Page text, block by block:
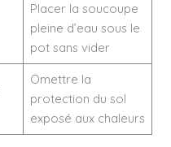
Placer la soucoupe
pleine d’eau sous le
pot sans vider
Omettre la
protection du sol
exposé aux chaleurs